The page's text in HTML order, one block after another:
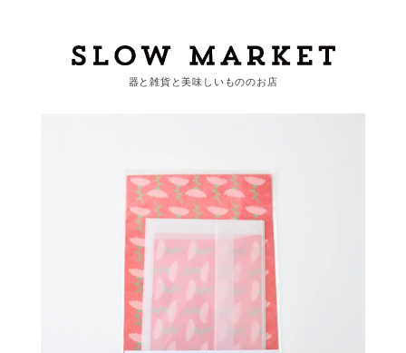
作家・ブランドから探す
配送について
器と雑貨と美味しいもののお店